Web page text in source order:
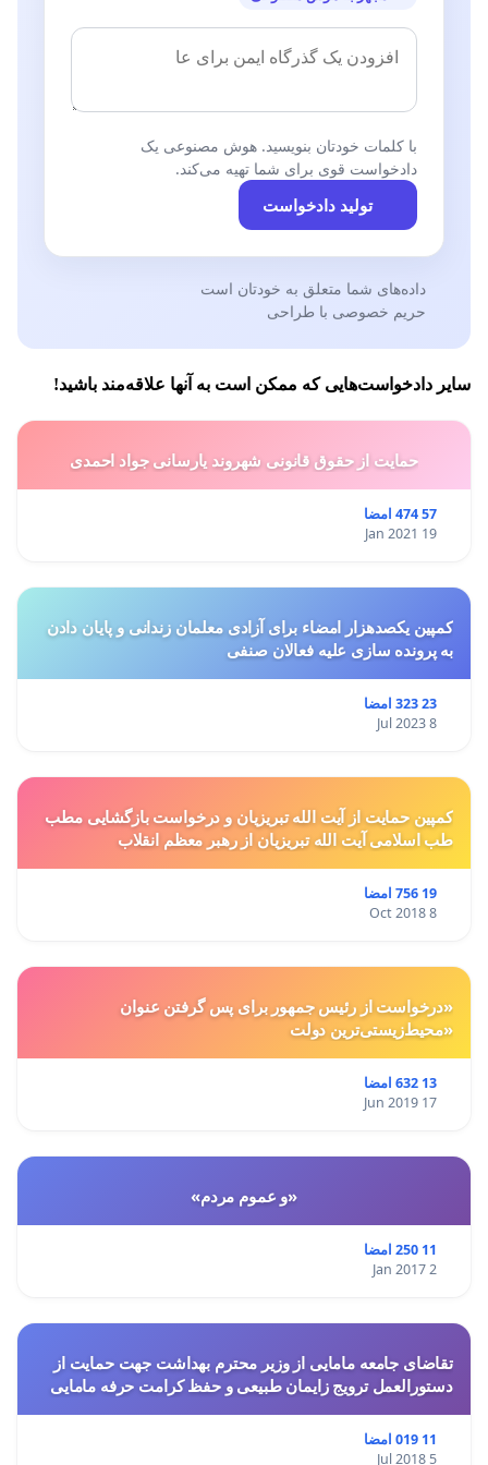
شادی زنان است. دیگر کسی به افکار طالبانی مجال نمی‌دهد.
از اهمال‌کاری دست بردارید و به رسم انسانیت و برای اجرای
سینماگران،
فیلمسازان مستند،
روزنامه‌نگاران، فعالان مدنی و اهالی فرهنگ و هنر
اسفند ماه ۱۴۰۱
لطفاً در صورت موافقت و همراهی، اسم و سمت خود را در
لینک زیر قرار دهید.
https://fa.petitions.net/392758#sign
طرح پوستر از مهدیس نیکو
با کلمات خودتان بنویسید. هوش مصنوعی یک
دادخواست قوی برای شما تهیه می‌کند.
تولید دادخواست
داده‌های شما متعلق به خودتان است
حریم خصوصی با طراحی
سایر دادخواست‌هایی که ممکن است به آنها علاقه‌مند باشید!
حمایت از حقوق قانونی شهروند یارسانی جواد احمدی
57 474 امضا
19 Jan 2021
کمپین یکصدهزار امضاء برای آزادی معلمان زندانی و پایان دادن
به پرونده سازی علیه فعالان صنفی
23 323 امضا
8 Jul 2023
کمپین حمایت از آیت الله تبریزیان و درخواست بازگشایی مطب
طب اسلامی آیت الله تبریزیان از رهبر معظم انقلاب
19 756 امضا
8 Oct 2018
«درخواست از رئیس جمهور برای پس گرفتن عنوان
«محیط‌زیستی‌ترین دولت
13 632 امضا
17 Jun 2019
«و عموم مردم»
11 250 امضا
2 Jan 2017
تقاضای جامعه مامایی از وزیر محترم بهداشت جهت حمایت از
دستورالعمل ترویج زایمان طبیعی و حفظ کرامت حرفه مامایی
11 019 امضا
5 Jul 2018